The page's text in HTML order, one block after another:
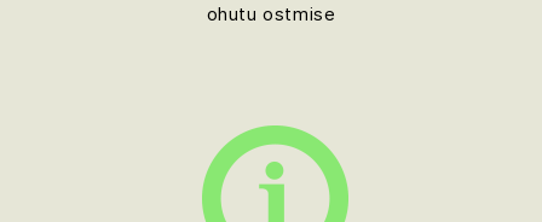
ohutu ostmise